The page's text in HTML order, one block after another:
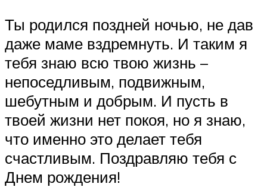
Ты родился поздней ночью, не дав
даже маме вздремнуть. И таким я
тебя знаю всю твою жизнь –
непоседливым, подвижным,
шебутным и добрым. И пусть в
твоей жизни нет покоя, но я знаю,
что именно это делает тебя
счастливым. Поздравляю тебя с
Днем рождения!